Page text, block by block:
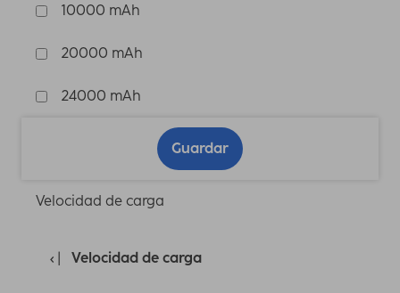
10000 mAh
20000 mAh
24000 mAh
Guardar
Velocidad de carga
Velocidad de carga